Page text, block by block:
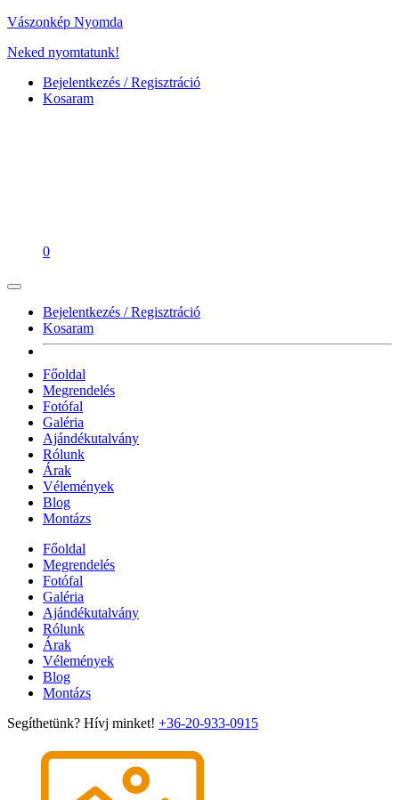
Vászonkép Nyomda
Neked nyomtatunk!
Bejelentkezés / Regisztráció
Kosaram
0
Bejelentkezés / Regisztráció
Kosaram
Főoldal
Megrendelés
Fotófal
Galéria
Ajándékutalvány
Rólunk
Árak
Vélemények
Blog
Montázs
Főoldal
Megrendelés
Fotófal
Galéria
Ajándékutalvány
Rólunk
Árak
Vélemények
Blog
Montázs
Segíthetünk? Hívj minket! +36-20-933-0915